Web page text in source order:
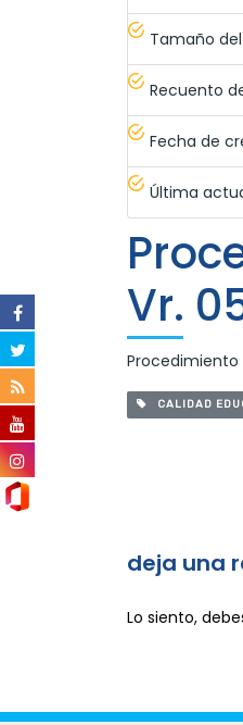
Tamaño
Recuento
Fecha de
Última
Vr.
Procedimiento
CALIDAD
deja una
Lo siento,